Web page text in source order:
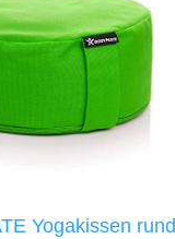
Yogakissen rund